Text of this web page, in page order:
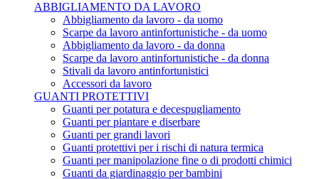
ABBIGLIAMENTO DA LAVORO
Abbigliamento da lavoro - da uomo
Scarpe da lavoro antinfortunistiche - da uomo
Abbigliamento da lavoro - da donna
Scarpe da lavoro antinfortunistiche - da donna
Stivali da lavoro antinfortunistici
Accessori da lavoro
GUANTI PROTETTIVI
Guanti per potatura e decespugliamento
Guanti per piantare e diserbare
Guanti per grandi lavori
Guanti protettivi per i rischi di natura termica
Guanti per manipolazione fine o di prodotti chimici
Guanti da giardinaggio per bambini